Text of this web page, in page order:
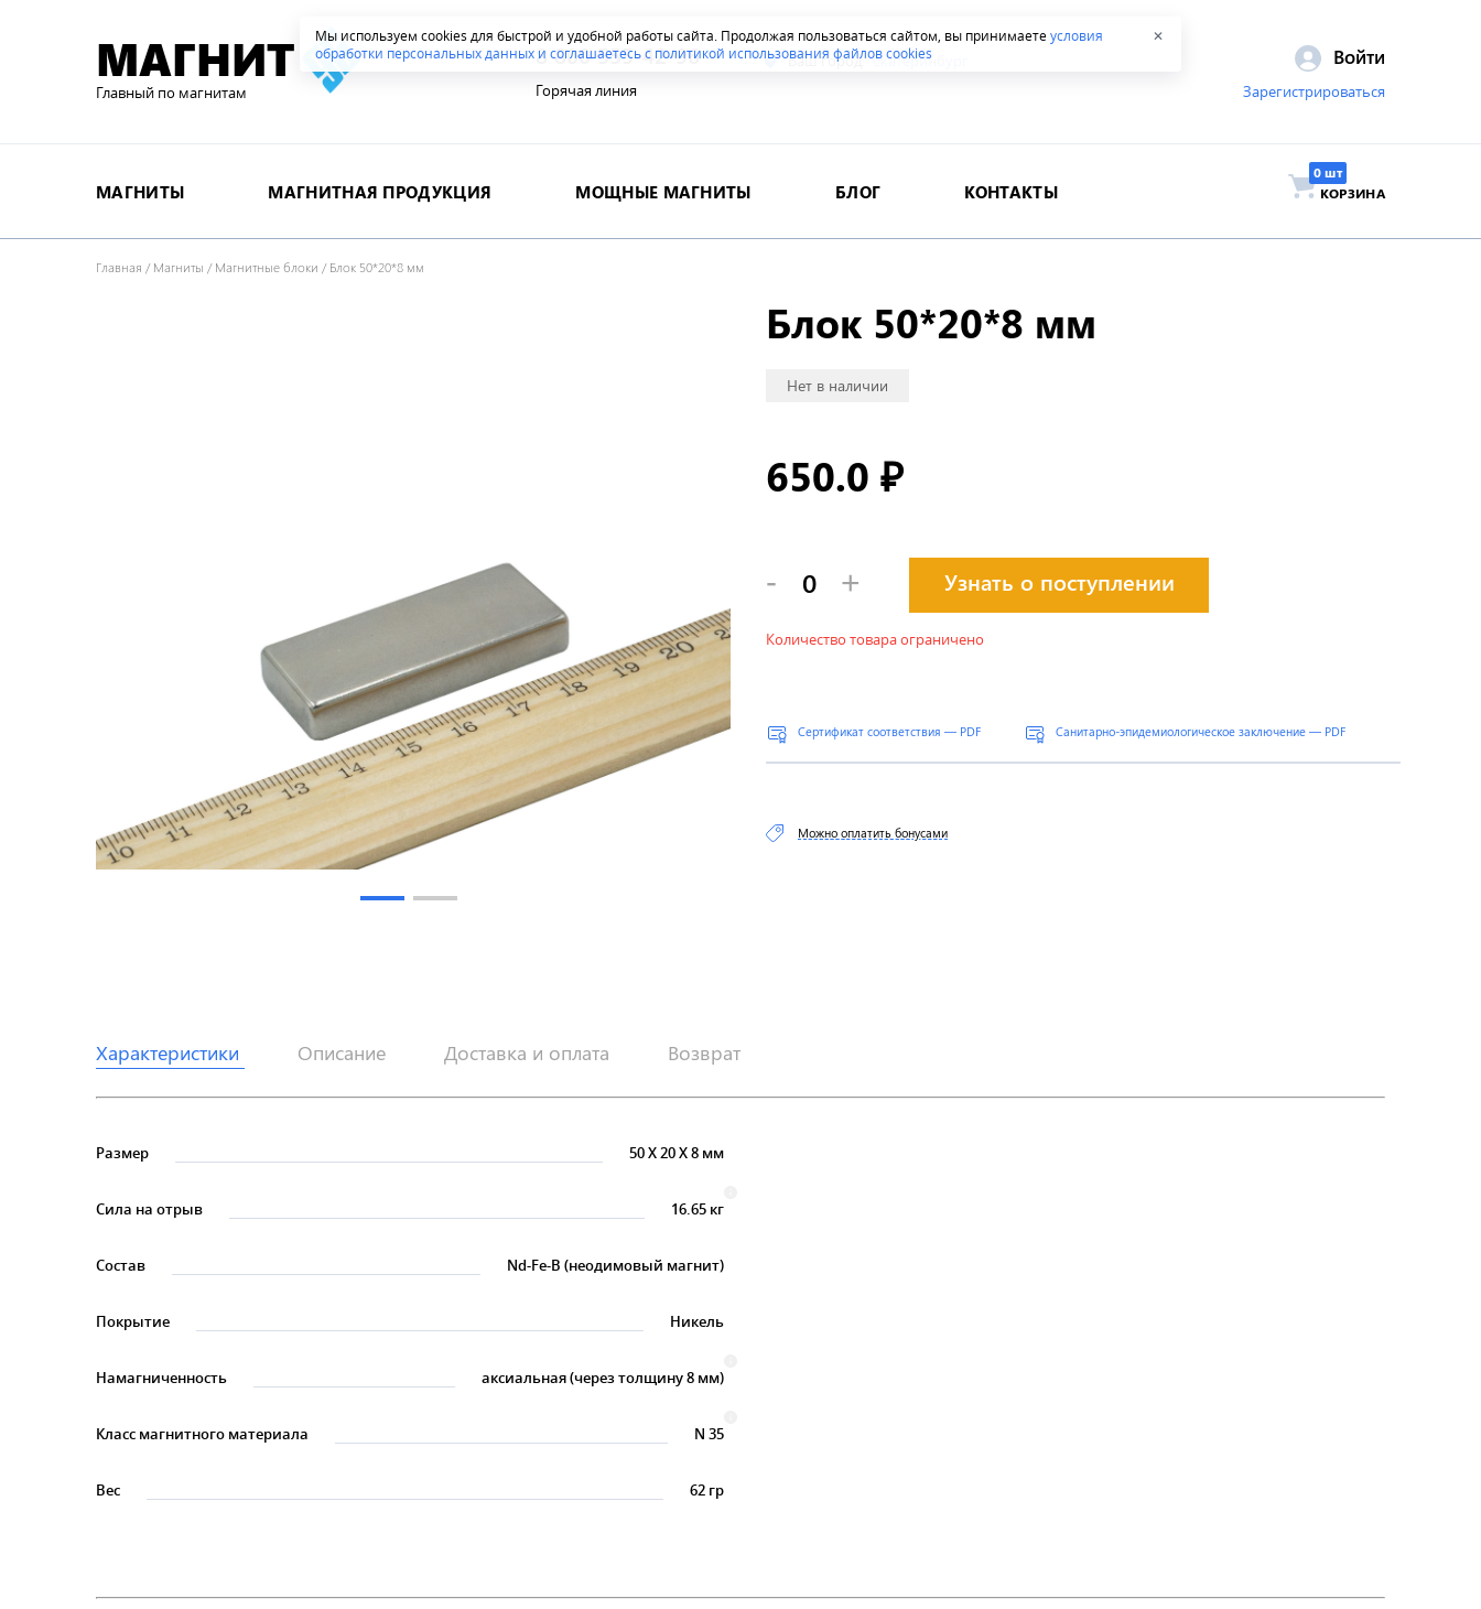
Мы используем cookies для быстрой и удобной работы сайта. Продолжая пользоваться сайтом, вы принимаетеусловия
обработки персональных данных и соглашаетесь с политикой использования файлов cookies
✕
МАГНИТ
Главный по магнитам
8 800 555-42-96
Горячая линия
Ваш город: Екатеринбург Войти
Зарегистрироваться
МАГНИТЫ МАГНИТНАЯ ПРОДУКЦИЯ МОЩНЫЕ МАГНИТЫ БЛОГ КОНТАКТЫ КОРЗИНА
Главная /Магниты /Магнитные блоки /Блок 50*20*8 мм
Блок 50*20*8 мм
Нет в наличии
650.0 ₽
- + Узнать о поступлении
Количество товара ограничено
Сертификат соответствия — PDF Санитарно-эпидемиологическое заключение — PDF
Можно оплатить бонусами
Характеристики Описание Доставка и оплата Возврат
Размер 50X20X8 мм
Сила на отрыв 16.65 кг
Состав Nd-Fe-B (неодимовый магнит)
Покрытие Никель
Намагниченность аксиальная (через толщину 8 мм)
Класс магнитного материала N 35
Вес 62 гр